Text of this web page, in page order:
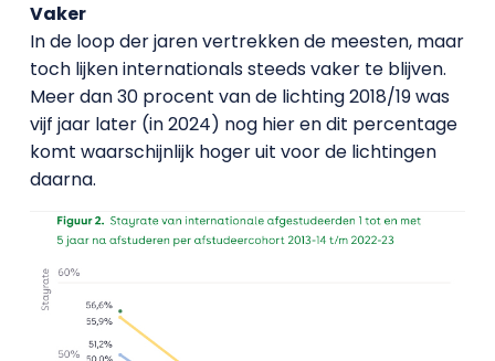
Vaker
In de loop der jaren vertrekken de meesten, maar
toch lijken internationals steeds vaker te blijven.
Meer dan 30 procent van de lichting 2018/19 was
vijf jaar later (in 2024) nog hier en dit percentage
komt waarschijnlijk hoger uit voor de lichtingen
daarna.